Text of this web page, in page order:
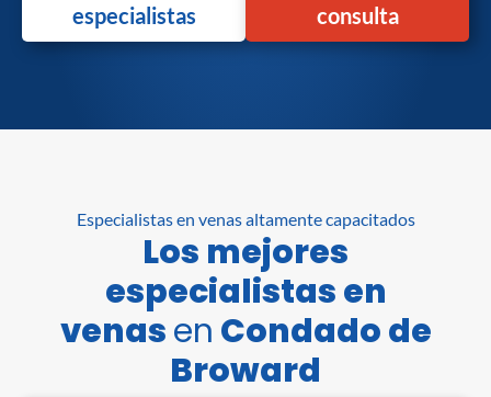
especialistas
consulta
Especialistas en venas altamente capacitados
Los mejores
especialistas en
venasen Condado de
Broward